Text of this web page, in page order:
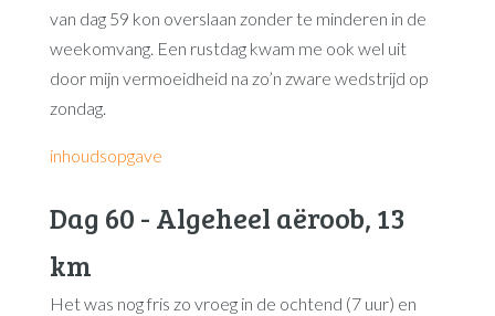
van dag 59 kon overslaan zonder te minderen in de
weekomvang. Een rustdag kwam me ook wel uit
door mijn vermoeidheid na zo’n zware wedstrijd op
zondag.
inhoudsopgave
Dag 60 - Algeheel aëroob, 13
km
Het was nog fris zo vroeg in de ochtend (7 uur) en